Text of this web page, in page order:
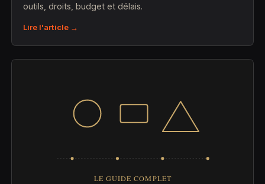
outils, droits, budget et délais.
Lire l'article →